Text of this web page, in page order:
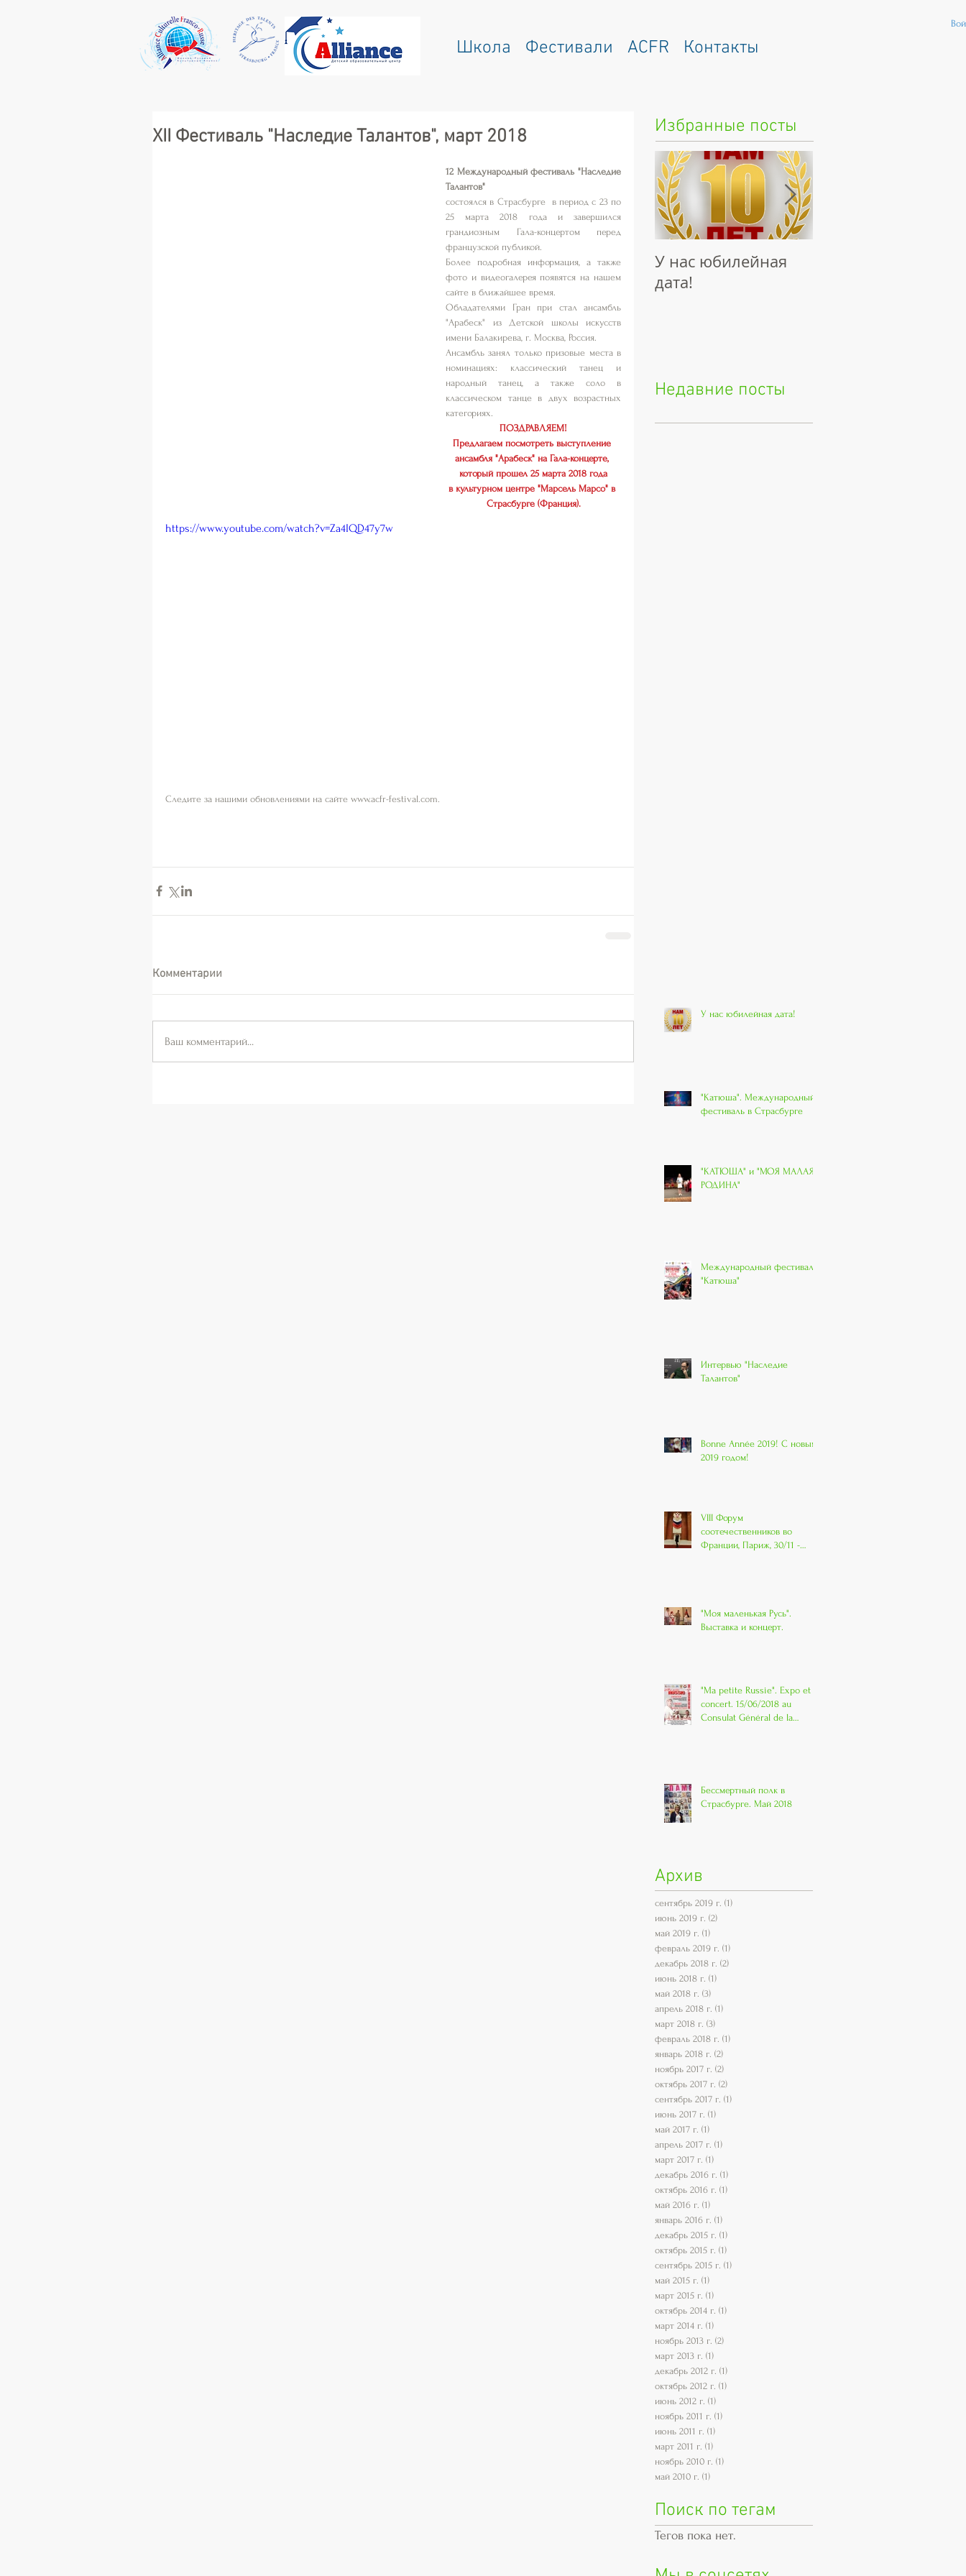
Школа Фестивали ACFR Контакты
XII Фестиваль "Наследие Талантов", март 2018
12 Международный фестиваль "Наследие
Талантов"
состоялся в Страсбурге  в период с 23 по
25 марта 2018 года и завершился
грандиозным Гала-концертом перед
французской публикой.
Более подробная информация, а также
фото и видеогалерея появятся на нашем
сайте в ближайшее время.
Обладателями Гран при стал ансамбль
"Арабеск" из Детской школы искусств
имени Балакирева, г. Москва, Россия.
Ансамбль занял только призовые места в
номинациях: классический танец и
народный танец, а также соло в
классическом танце в двух возрастных
категориях.
ПОЗДРАВЛЯЕМ!
Предлагаем посмотреть выступление
ансамбля "Арабеск" на Гала-концерте,
который прошел 25 марта 2018 года
в культурном центре "Марсель Марсо" в
Страсбурге (Франция).
https://www.youtube.com/watch?v=Za4IQD47y7w
Следите за нашими обновлениями на сайте www.acfr-festival.com.
Комментарии
Ваш комментарий...
Избранные посты
У нас юбилейная
дата!
Недавние посты
У нас юбилейная дата!
"Катюша". Международный
фестиваль в Страсбурге
"КАТЮША" и "МОЯ МАЛАЯ
РОДИНА"
Международный фестиваль
"Катюша"
Интервью "Наследие
Талантов"
Bonne Année 2019! С новым
2019 годом!
VIII Форум
соотечественников во
Франции, Париж, 30/11 -
"Моя маленькая Русь".
Выставка и концерт.
"Ma petite Russie". Expo et
concert. 15/06/2018 au
Consulat Général de la
Бессмертный полк в
Страсбурге. Май 2018
Архив
сентябрь 2019 г. (1)
июнь 2019 г. (2)
май 2019 г. (1)
февраль 2019 г. (1)
декабрь 2018 г. (2)
июнь 2018 г. (1)
май 2018 г. (3)
апрель 2018 г. (1)
март 2018 г. (3)
февраль 2018 г. (1)
январь 2018 г. (2)
ноябрь 2017 г. (2)
октябрь 2017 г. (2)
сентябрь 2017 г. (1)
июнь 2017 г. (1)
май 2017 г. (1)
апрель 2017 г. (1)
март 2017 г. (1)
декабрь 2016 г. (1)
октябрь 2016 г. (1)
май 2016 г. (1)
январь 2016 г. (1)
декабрь 2015 г. (1)
октябрь 2015 г. (1)
сентябрь 2015 г. (1)
май 2015 г. (1)
март 2015 г. (1)
октябрь 2014 г. (1)
март 2014 г. (1)
ноябрь 2013 г. (2)
март 2013 г. (1)
декабрь 2012 г. (1)
октябрь 2012 г. (1)
июнь 2012 г. (1)
ноябрь 2011 г. (1)
июнь 2011 г. (1)
март 2011 г. (1)
ноябрь 2010 г. (1)
май 2010 г. (1)
Поиск по тегам
Тегов пока нет.